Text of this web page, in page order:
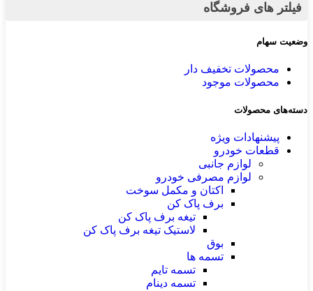
فیلتر های فروشگاه
وضعیت سهام
محصولات تخفیف دار
محصولات موجود
دسته‌های محصولات
پیشنهادات ویژه
قطعات خودرو
لوازم جانبی
لوازم مصرفی خودرو
اکتان و مکمل سوخت
برف پاک کن
تیغه برف پاک کن
لاستیک تیغه برف پاک کن
بوق
تسمه ها
تسمه تایم
تسمه دینام